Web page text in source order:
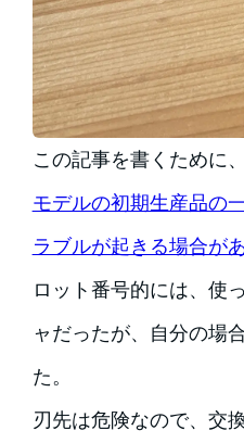
この記事を書くために
モデルの初期生産品の
ラブルが起きる場合が
ロット番号的には、使
ャだったが、自分の場
た。
刃先は危険なので、交